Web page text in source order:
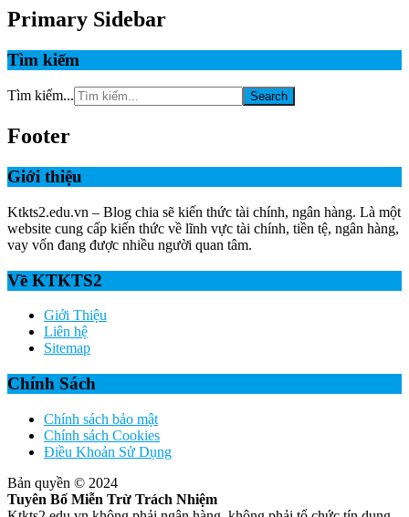
Primary Sidebar
Tìm kiếm
Tìm kiếm...
Footer
Giới thiệu
Ktkts2.edu.vn – Blog chia sẽ kiến thức tài chính, ngân hàng. Là một
website cung cấp kiến thức về lĩnh vực tài chính, tiền tệ, ngân hàng,
vay vốn đang được nhiều người quan tâm.
Về KTKTS2
Giới Thiệu
Liên hệ
Sitemap
Chính Sách
Chính sách bảo mật
Chính sách Cookies
Điều Khoản Sử Dụng
Bản quyền © 2024
Tuyên Bố Miễn Trừ Trách Nhiệm